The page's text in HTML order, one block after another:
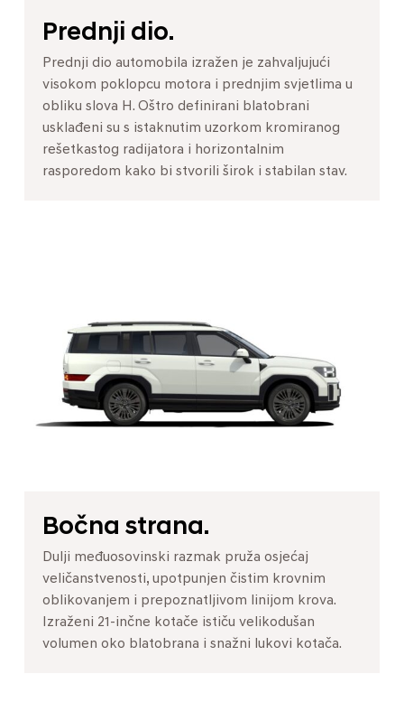
Prednji dio.
Prednji dio automobila izražen je zahvaljujući
visokom poklopcu motora i prednjim svjetlima u
obliku slova H. Oštro definirani blatobrani
usklađeni su s istaknutim uzorkom kromiranog
rešetkastog radijatora i horizontalnim
rasporedom kako bi stvorili širok i stabilan stav.
Bočna strana.
Dulji međuosovinski razmak pruža osjećaj
veličanstvenosti, upotpunjen čistim krovnim
oblikovanjem i prepoznatljivom linijom krova.
Izraženi 21-inčne kotače ističu velikodušan
volumen oko blatobrana i snažni lukovi kotača.